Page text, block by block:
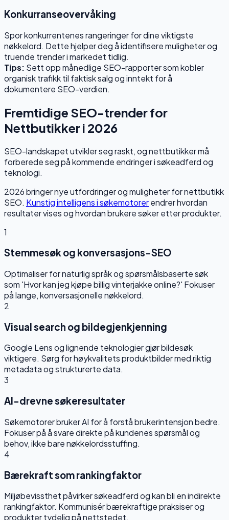
Konkurranseovervåking
Spor konkurrentenes rangeringer for dine viktigste
nøkkelord. Dette hjelper deg å identifisere muligheter og
truende trender i markedet tidlig.
Tips: Sett opp månedlige SEO-rapporter som kobler
organisk trafikk til faktisk salg og inntekt for å
dokumentere SEO-verdien.
Fremtidige SEO-trender for
Nettbutikker i 2026
SEO-landskapet utvikler seg raskt, og nettbutikker må
forberede seg på kommende endringer i søkeadferd og
teknologi.
2026 bringer nye utfordringer og muligheter for nettbutikk
SEO. Kunstig intelligens i søkemotorerendrer hvordan
resultater vises og hvordan brukere søker etter produkter.
1
Stemmesøk og konversasjons-SEO
Optimaliser for naturlig språk og spørsmålsbaserte søk
som 'Hvor kan jeg kjøpe billig vinterjakke online?' Fokuser
på lange, konversasjonelle nøkkelord.
2
Visual search og bildegjenkjenning
Google Lens og lignende teknologier gjør bildesøk
viktigere. Sørg for høykvalitets produktbilder med riktig
metadata og strukturerte data.
3
AI-drevne søkeresultater
Søkemotorer bruker AI for å forstå brukerintensjon bedre.
Fokuser på å svare direkte på kundenes spørsmål og
behov, ikke bare nøkkelordsstuffing.
4
Bærekraft som rankingfaktor
Miljøbevissthet påvirker søkeadferd og kan bli en indirekte
rankingfaktor. Kommunisér bærekraftige praksiser og
produkter tydelig på nettstedet.